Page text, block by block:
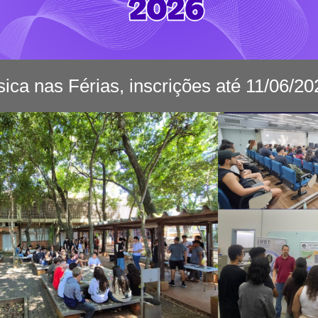
nas Férias, inscrições até 11/06/